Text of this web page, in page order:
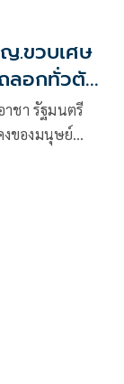
.ขวบเศษ
ลอกทั่วตัว
ชา รัฐมนตรี
งของมนุษย์
โดยมีคลิปวิดีโอที่